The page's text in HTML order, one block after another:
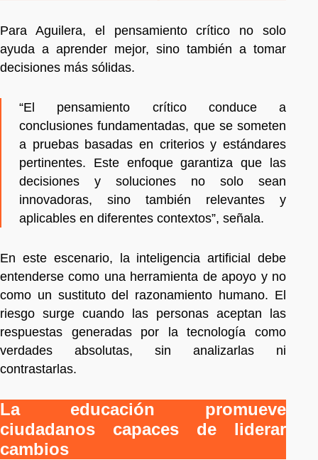
Para Aguilera, el pensamiento crítico no solo
ayuda a aprender mejor, sino también a tomar
decisiones más sólidas.
“El pensamiento crítico conduce a
conclusiones fundamentadas, que se someten
a pruebas basadas en criterios y estándares
pertinentes. Este enfoque garantiza que las
decisiones y soluciones no solo sean
innovadoras, sino también relevantes y
aplicables en diferentes contextos”, señala.
En este escenario, la inteligencia artificial debe
entenderse como una herramienta de apoyo y no
como un sustituto del razonamiento humano. El
riesgo surge cuando las personas aceptan las
respuestas generadas por la tecnología como
verdades absolutas, sin analizarlas ni
contrastarlas.
La educación promueve
ciudadanos capaces de liderar
cambios